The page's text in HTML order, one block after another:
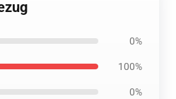
0%
100%
0%